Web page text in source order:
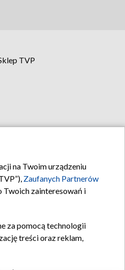
TVP
na Twoim urządzeniu
Zaufanych Partnerów
Twoich zainteresowań i
za pomocą technologii
treści oraz reklam,